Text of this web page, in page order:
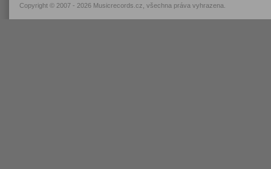
Copyright © 2007 - 2026 Musicrecords.cz , všechna práva vyhrazena.